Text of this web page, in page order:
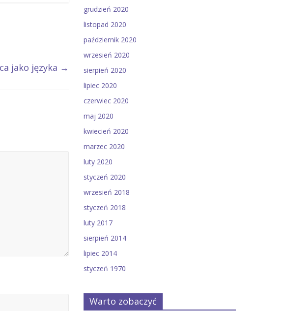
jako języka →
grudzień 2020
listopad 2020
październik 2020
wrzesień 2020
sierpień 2020
lipiec 2020
czerwiec 2020
maj 2020
kwiecień 2020
marzec 2020
luty 2020
styczeń 2020
wrzesień 2018
styczeń 2018
luty 2017
sierpień 2014
lipiec 2014
styczeń 1970
Warto zobaczyć